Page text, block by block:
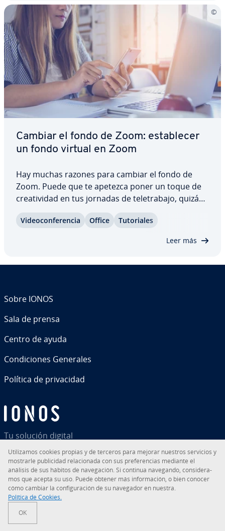
Cambiar el fondo de Zoom: es­ta­ble­cer
un fondo virtual en Zoom
Hay muchas razones para cambiar el fondo de
Zoom. Puede que te apetezca poner un toque de
crea­ti­vi­dad en tus jornadas de te­le­tra­ba­jo, quizás
prefieres un fondo más serio para co­n­fe­re­n­cias
im­po­r­ta­n­tes. El popular software de vi­deo­co­n­fe­re­
Vi­deo­co­n­fe­re­n­cia Office Tu­to­ria­les
Leer más
Tu solución digital
Sobre IONOS
Sala de prensa
Centro de ayuda
Co­n­di­cio­nes Generales
Política de pri­va­ci­dad
© 2026IONOS Inc.
RSS LinkedIntiktok InstagramFacebookYouTube
Uti­li­za­mos cookies propias y de terceros para mejorar nuestros servicios y
mostrarle pu­bli­ci­dad re­la­cio­na­da con sus pre­fe­re­n­cias mediante el
análisis de sus hábitos de na­ve­ga­ción. Si continua navegando, co­n­si­de­ra­
mos que acepta su uso. Puede obtener más in­fo­r­ma­ción, o bien conocer
cómo cambiar la co­n­fi­gu­ra­ción de su navegador en nuestra.
Política de Cookies.
OK